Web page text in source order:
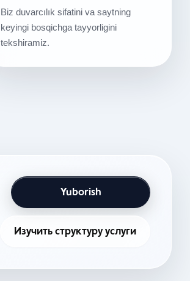
Biz duvarcılık sifatini va saytning
keyingi bosqichga tayyorligini
tekshiramiz.
Yuborish
Изучить структуру услуги